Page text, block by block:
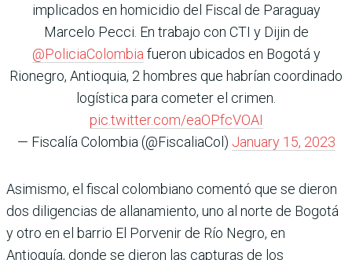
implicados en homicidio del Fiscal de Paraguay
Marcelo Pecci. En trabajo con CTI y Dijin de
@PoliciaColombia fueron ubicados en Bogotá y
Rionegro, Antioquia, 2 hombres que habrían coordinado
logística para cometer el crimen.
pic.twitter.com/eaOPfcVOAI
— Fiscalía Colombia (@FiscaliaCol) January 15, 2023
Asimismo, el fiscal colombiano comentó que se dieron
dos diligencias de allanamiento, uno al norte de Bogotá
y otro en el barrio El Porvenir de Río Negro, en
Antioquía, donde se dieron las capturas de los